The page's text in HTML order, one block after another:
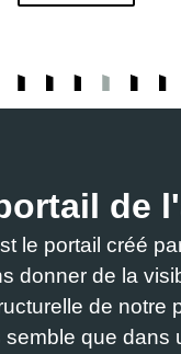
de
le portail créé
donner de la
de notre
semble que dans